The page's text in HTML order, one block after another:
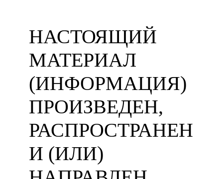
НАСТОЯЩИЙ
МАТЕРИАЛ
(ИНФОРМАЦИЯ)
ПРОИЗВЕДЕН,
РАСПРОСТРАНЕН
И (ИЛИ)